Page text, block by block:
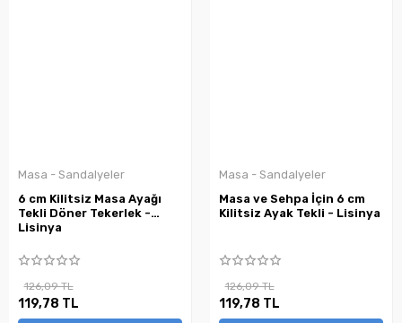
Masa - Sandalyeler
6 cm Kilitsiz Masa Ayağı
Tekli Döner Tekerlek -
Lisinya
126,09 TL
119,78 TL
Masa - Sandalyeler
Masa ve Sehpa İçin 6 cm
Kilitsiz Ayak Tekli - Lisinya
126,09 TL
119,78 TL